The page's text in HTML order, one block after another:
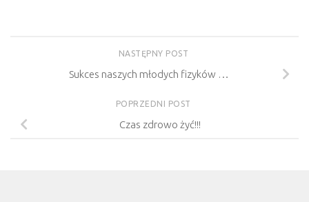
NASTĘPNY POST
Sukces naszych młodych fizyków …
POPRZEDNI POST
Czas zdrowo żyć!!!